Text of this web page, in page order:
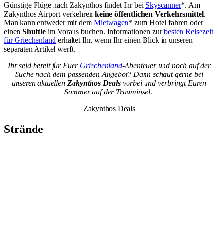
Günstige Flüge nach Zakynthos findet Ihr bei Skyscanner*. Am
Zakynthos Airport verkehren keine öffentlichen Verkehrsmittel.
Man kann entweder mit dem Mietwagen* zum Hotel fahren oder
einen Shuttle im Voraus buchen. Informationen zurbesten Reisezeit
für Griechenland erhaltet Ihr, wenn Ihr einen Blick in unseren
separaten Artikel werft.
Ihr seid bereit für Euer Griechenland-Abenteuer und noch auf der
Suche nach dem passenden Angebot? Dann schaut gerne bei
unseren aktuellen Zakynthos Deals vorbei und verbringt Euren
Sommer auf der Trauminsel.
Zakynthos Deals
Strände